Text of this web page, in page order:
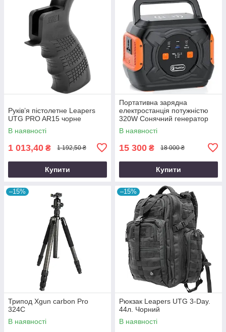
Руків’я пістолетне Leapers
UTG PRO AR15 чорне
В наявності
1 013,40 ₴ 1 192,50 ₴
Купити
Портативна зарядна
електростанція потужністю
320W Сонячний генератор
FlashFish місткістю 292Wh
800000mAh
В наявності
15 300 ₴ 18 000 ₴
Купити
–15%
Трипод Xgun carbon Рro
324C
В наявності
–15%
Рюкзак Leapers UTG 3-Day.
44л. Чорний
В наявності